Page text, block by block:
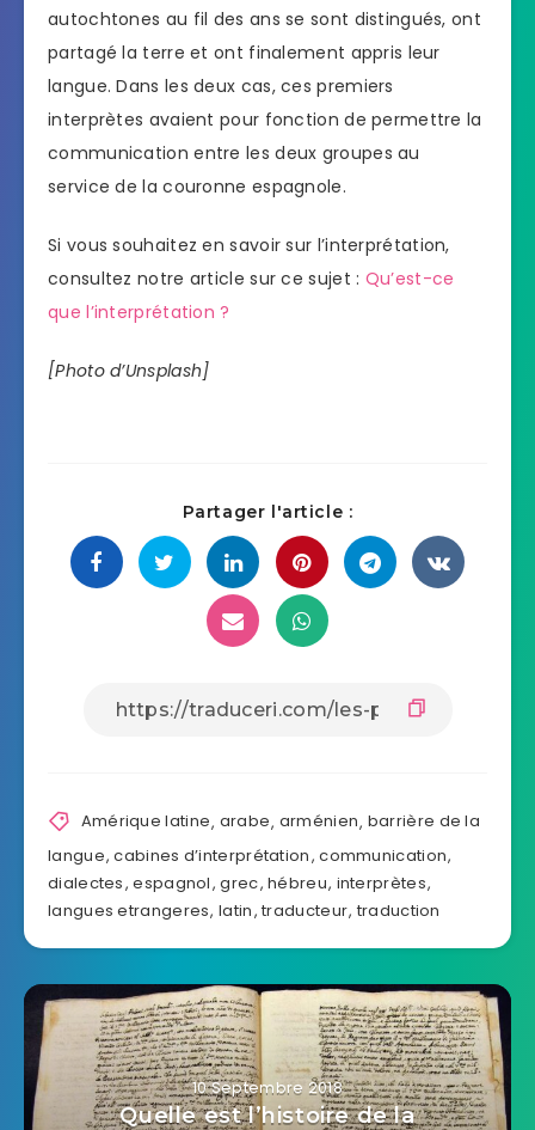
autochtones au fil des ans se sont distingués, ont
partagé la terre et ont finalement appris leur
langue. Dans les deux cas, ces premiers
interprètes avaient pour fonction de permettre la
communication entre les deux groupes au
service de la couronne espagnole.
Si vous souhaitez en savoir sur l’interprétation,
consultez notre article sur ce sujet : Qu’est-ce
que l’interprétation ?
[Photo d’Unsplash]
Partager l'article :
Amérique latine, arabe, arménien, barrière de la
langue,cabines d’interprétation,communication,
dialectes,espagnol,grec,hébreu, interprètes,
langues etrangeres,latin,traducteur, traduction
10 Septembre 2018
Quelle est l’histoire de la